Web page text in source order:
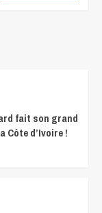
fait son grand
Côte d’Ivoire !